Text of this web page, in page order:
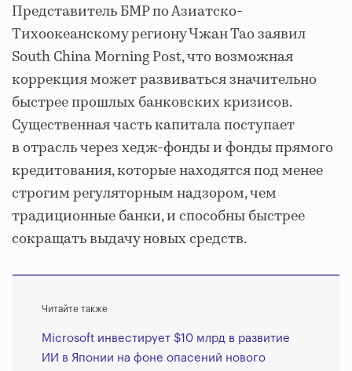
Представитель БМР по Азиатско-
Тихоокеанскому региону Чжан Тао заявил
South China Morning Post, что возможная
коррекция может развиваться значительно
быстрее прошлых банковских кризисов.
Существенная часть капитала поступает
в отрасль через хедж-фонды и фонды прямого
кредитования, которые находятся под менее
строгим регуляторным надзором, чем
традиционные банки, и способны быстрее
сокращать выдачу новых средств.
Читайте также
Microsoft инвестирует $10 млрд в развитие
ИИ в Японии на фоне опасений нового